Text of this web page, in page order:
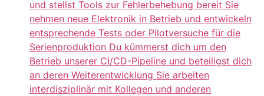
und stellst Tools zur Fehlerbehebung bereit Sie
nehmen neue Elektronik in Betrieb und entwickeln
entsprechende Tests oder Pilotversuche für die
Serienproduktion Du kümmerst dich um den
Betrieb unserer CI/CD-Pipeline und beteiligst dich
an deren Weiterentwicklung Sie arbeiten
interdisziplinär mit Kollegen und anderen